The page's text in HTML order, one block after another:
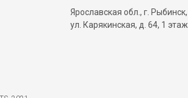
Ярославская обл., г. Рыбинск,
ул. Карякинская, д. 64, 1 этаж.